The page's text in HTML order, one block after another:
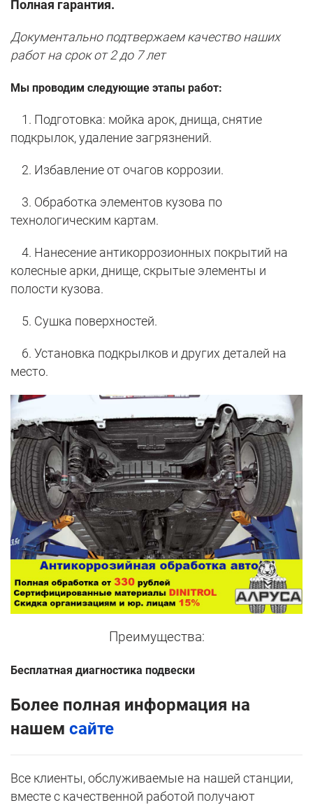
Полная гарантия.
Документально подтвержаем качество наших
работ на срок от 2 до 7 лет
Мы проводим следующие этапы работ:
1. Подготовка: мойка арок, днища, снятие
подкрылок, удаление загрязнений.
2. Избавление от очагов коррозии.
3. Обработка элементов кузова по
технологическим картам.
4. Нанесение антикоррозионных покрытий на
колесные арки, днище, скрытые элементы и
полости кузова.
5. Сушка поверхностей.
6. Установка подкрылков и других деталей на
место.
Преимущества:
Бесплатная диагностика подвески
Более полная информация на
нашем сайте
Все клиенты, обслуживаемые на нашей станции,
вместе с качественной работой получают